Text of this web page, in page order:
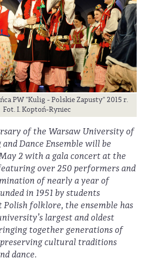
PW "Kulig - Polskie Zapusty" 2015 r.
Fot. I. Koptoń-Ryniec
of the Warsaw University of
and Dance Ensemble will be
2 with a gala concert at the
over 250 performers and
of nearly a year of
in 1951 by students
Polish folklore, the ensemble has
largest and oldest
together generations of
cultural traditions
dance.